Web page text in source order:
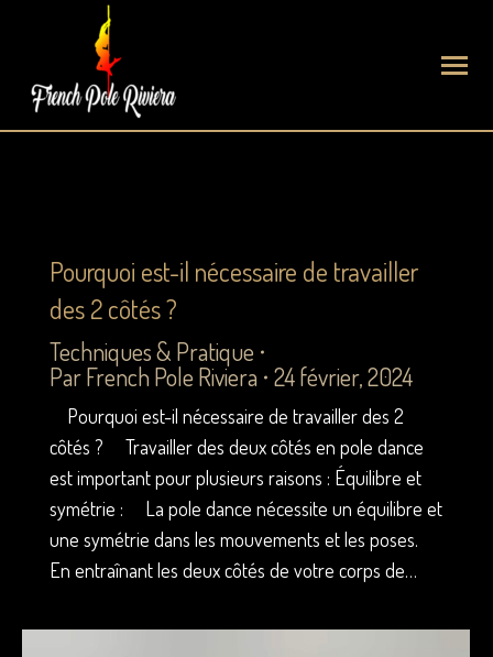
Pourquoi est-il nécessaire de travailler
des 2 côtés ?
Techniques & Pratique
ParFrench Pole Riviera 24 février, 2024
Pourquoi est-il nécessaire de travailler des 2
côtés ? Travailler des deux côtés en pole dance
est important pour plusieurs raisons : Équilibre et
symétrie : La pole dance nécessite un équilibre et
une symétrie dans les mouvements et les poses.
En entraînant les deux côtés de votre corps de…